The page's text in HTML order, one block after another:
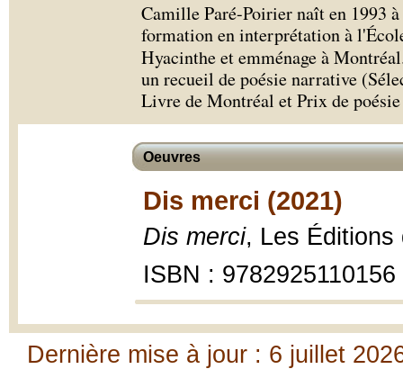
Camille Paré-Poirier naît en 1993
formation en interprétation à
Hyacinthe et emménage à
un recueil de poésie narrative
Livre de Montréal et Prix de poésie
Oeuvres
Dis merci (2021)
Dis merci, Les Éditions
ISBN : 9782925110156
Dernière mise à jour : 6 juillet